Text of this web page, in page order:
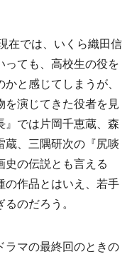
在では、いくら織田信
ても、高校生の役を
と感じてしまうが、
を演じてきた役者を見
』では片岡千恵蔵、森
、三隅研次の『尻啖
史の伝説とも言える
の作品とはいえ、若手
のだろう。
マの最終回のときの